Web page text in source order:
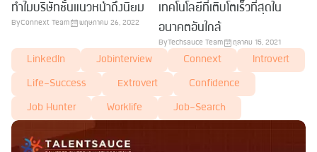
ทำไมบริษัทชั้นแนวหน้าถึงนิยม
ByConnext Team พฤษภาคม 26, 2022
เทคโนโลยีที่เติบโตเร็วที่สุดใน
อนาคตอันใกล้
ByTechsauce Team ตุลาคม 15, 2021
LinkedIn Jobinterview Connext Introvert
Life-Success Extrovert Confidence
Job Hunter Worklife Job-Search